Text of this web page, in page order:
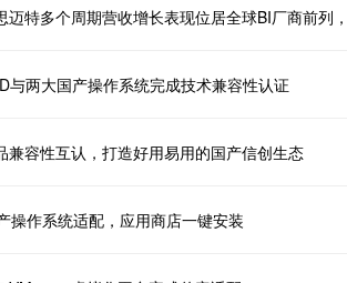
与两大国产操作系统完成技术兼容性认证
兼容性互认，打造好用易用的国产信创生态
操作系统适配，应用商店一键安装